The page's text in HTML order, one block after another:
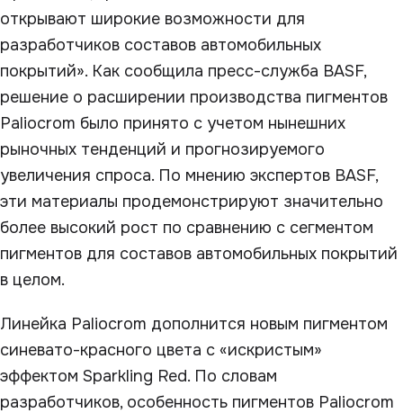
открывают широкие возможности для
разработчиков составов автомобильных
покрытий». Как сообщила пресс-служба BASF,
решение о расширении производства пигментов
Paliocrom было принято с учетом нынешних
рыночных тенденций и прогнозируемого
увеличения спроса. По мнению экспертов BASF,
эти материалы продемонстрируют значительно
более высокий рост по сравнению с сегментом
пигментов для составов автомобильных покрытий
в целом.
Линейка Paliocrom дополнится новым пигментом
синевато-красного цвета с «искристым»
эффектом Sparkling Red. По словам
разработчиков, особенность пигментов Paliocrom